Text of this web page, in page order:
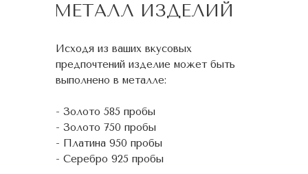
МЕТАЛЛ ИЗДЕЛИЙ
Исходя из ваших вкусовых
предпочтений изделие может быть
выполнено в металле:
- Золото 585 пробы
- Золото 750 пробы
- Платина 950 пробы
- Серебро 925 пробы